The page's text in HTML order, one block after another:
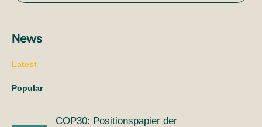
News
Latest
Popular
COP30: Positionspapier der